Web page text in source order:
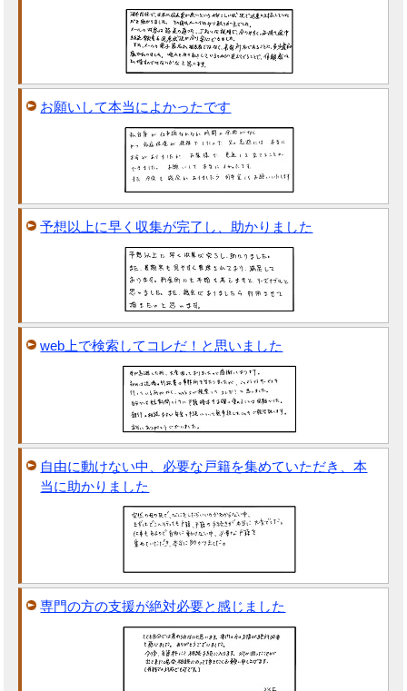
お願いして本当によかったです
予想以上に早く収集が完了し、助かりました
web上で検索してコレだ！と思いました
自由に動けない中、必要な戸籍を集めていただき、本
当に助かりました
専門の方の支援が絶対必要と感じました